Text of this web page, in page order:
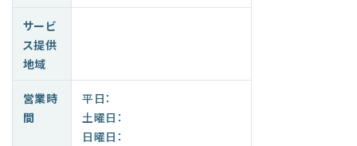
サービ
ス提供
地域
営業時
間
平日：
土曜日：
日曜日：